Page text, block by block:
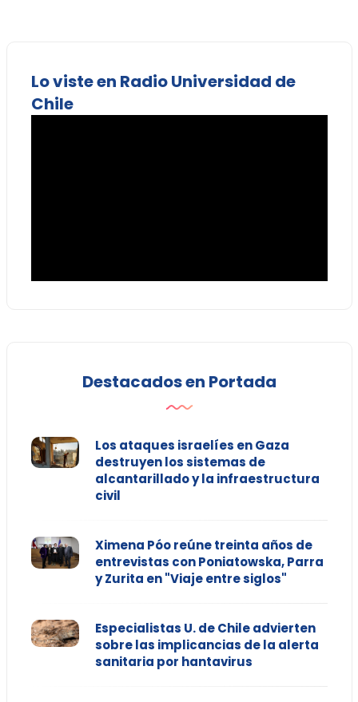
Lo viste en Radio Universidad de
Chile
Destacados en Portada
Los ataques israelíes en Gaza
destruyen los sistemas de
alcantarillado y la infraestructura
civil
Ximena Póo reúne treinta años de
entrevistas con Poniatowska, Parra
y Zurita en "Viaje entre siglos"
Especialistas U. de Chile advierten
sobre las implicancias de la alerta
sanitaria por hantavirus